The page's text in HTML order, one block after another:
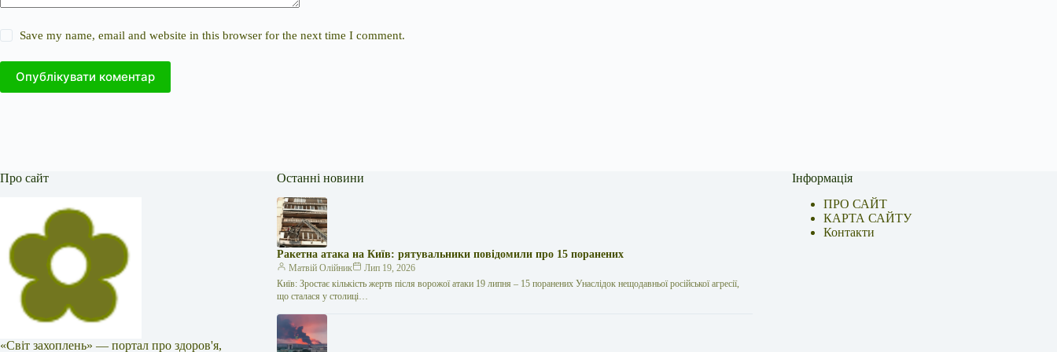
Save my name, email and website in this browser for the next time I comment.
Опублікувати коментар
Про сайт
«Світ захоплень» — портал про здоров'я,
Останні новини
Ракетна атака на Київ: рятувальники повідомили про 15 поранених
Матвій Олійник
Лип 19, 2026
Київ: Зростає кількість жертв після ворожої атаки 19 липня – 15 поранених Унаслідок нещодавньої російської агресії,
що сталася у столиці…
Інформація
ПРО САЙТ
КАРТА САЙТУ
Контакти